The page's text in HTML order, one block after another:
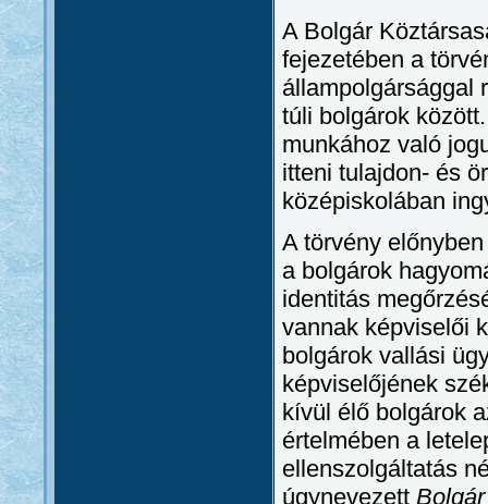
A Bolgár
fejezetében a
állampolgársággal
túli bolgárok
munkához való
itteni tulajdon- és
középiskolában
A törvény
a bolgárok
identitás
vannak képviselői
bolgárok vallási
képviselőjének
kívül élő bolgárok
értelmében a
ellenszolgáltatás
úgynevezett